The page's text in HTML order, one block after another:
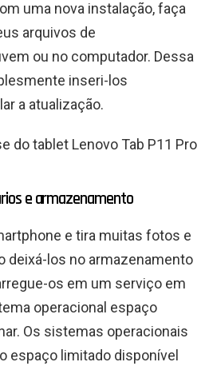
uma nova instalação, faça
arquivos de
ou no computador. Dessa
inseri-los
a atualização.
do tablet Lenovo Tab P11 Pro
e armazenamento
e tira muitas fotos e
deixá-los no armazenamento
os em um serviço em
operacional espaço
Os sistemas operacionais
espaço limitado disponível